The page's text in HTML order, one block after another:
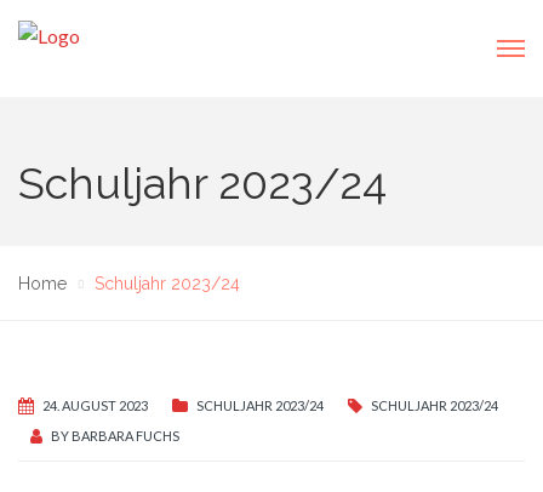
Schuljahr 2023/24
Home Schuljahr 2023/24
24. AUGUST 2023 SCHULJAHR 2023/24
SCHULJAHR 2023/24
BY BARBARA FUCHS